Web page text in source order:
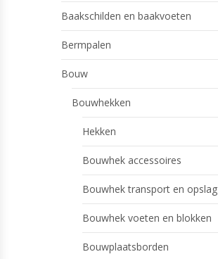
Baakschilden en baakvoeten
Bermpalen
Bouw
Bouwhekken
Hekken
Bouwhek accessoires
Bouwhek transport en opslag
Bouwhek voeten en blokken
Bouwplaatsborden